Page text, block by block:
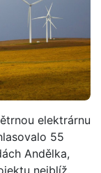
elektrárnu
55
Andělka,
nejblíž.